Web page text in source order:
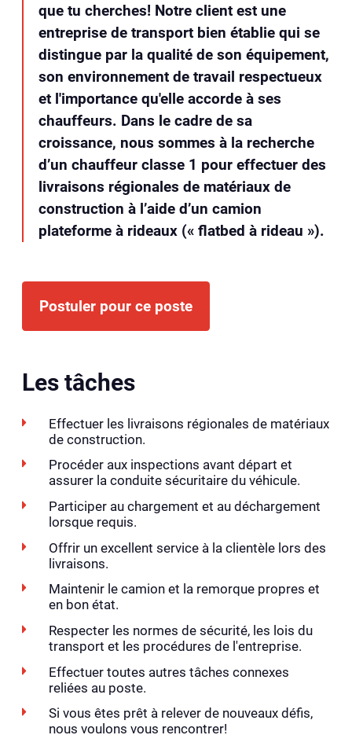
que tu cherches! Notre client est une
entreprise de transport bien établie qui se
distingue par la qualité de son équipement,
son environnement de travail respectueux
et l'importance qu'elle accorde à ses
chauffeurs. Dans le cadre de sa
croissance, nous sommes à la recherche
d’un chauffeur classe 1 pour effectuer des
livraisons régionales de matériaux de
construction à l’aide d’un camion
plateforme à rideaux (« flatbed à rideau »).
Postuler pour ce poste
Les tâches
Effectuer les livraisons régionales de matériaux
de construction.
Procéder aux inspections avant départ et
assurer la conduite sécuritaire du véhicule.
Participer au chargement et au déchargement
lorsque requis.
Offrir un excellent service à la clientèle lors des
livraisons.
Maintenir le camion et la remorque propres et
en bon état.
Respecter les normes de sécurité, les lois du
transport et les procédures de l'entreprise.
Effectuer toutes autres tâches connexes
reliées au poste.
Si vous êtes prêt à relever de nouveaux défis,
nous voulons vous rencontrer!